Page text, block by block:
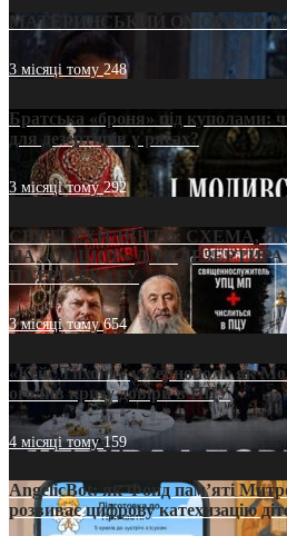
МАТЕРИНСЬКИЙ ОМОРФОР В
3 місяці тому248
Братська «броня» під куполами:
для дезертирів у рясах?
3 місяці тому292
СВЯТІ УХИЛЯНТИ: СХЕМА,
НА «ОФШОР» ДЛЯ
ПАТРІАРХАТУ
3 місяці тому654
«Кейс Тихона» у Тернополі: як
оголив кризу довіри в ПЦУ
4 місяці тому159
AngelicBot: як Фонд пам’яті
розвиває цифрову катехизацію